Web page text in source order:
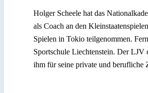
Holger Scheele hat das
als Coach an den
Spielen in Tokio teilgenommen.
Sportschule Liechtenstein. Der LJV
ihm für seine private und berufliche